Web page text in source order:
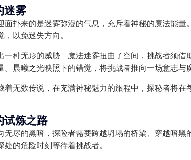
迷雾
面扑来的是迷雾弥漫的气息，充斥着神秘的魔法能量
以免迷失方向。
一种无形的威胁，魔法迷雾扭曲了空间，挑战者须借
。晨曦之光映照下的错觉，将挑战者推向一场意志与
着无数传说，在充满神秘魅力的旅程中，探秘者将在
试炼之路
无尽的黑暗，探险者需要跨越坍塌的桥梁、穿越暗黑
的危险时刻等待着挑战者。